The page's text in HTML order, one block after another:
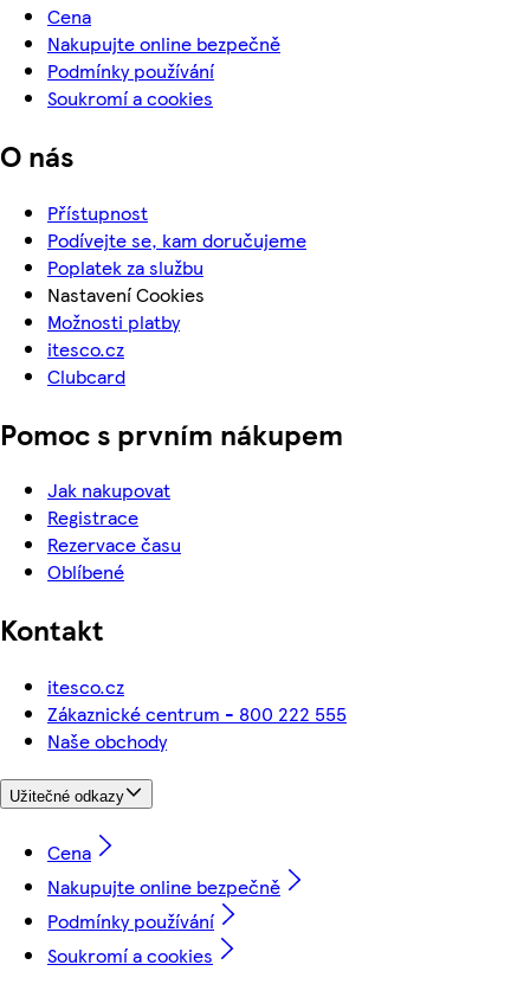
Cena
Nakupujte online bezpečně
Podmínky používání
Soukromí a cookies
O nás
Přístupnost
Podívejte se, kam doručujeme
Poplatek za službu
Nastavení Cookies
Možnosti platby
itesco.cz
Clubcard
Pomoc s prvním nákupem
Jak nakupovat
Registrace
Rezervace času
Oblíbené
Kontakt
itesco.cz
Zákaznické centrum - 800 222 555
Naše obchody
Užitečné odkazy
Cena
Nakupujte online bezpečně
Podmínky používání
Soukromí a cookies